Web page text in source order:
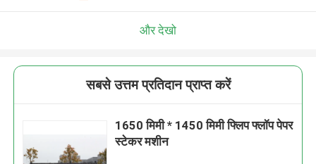
और देखो
सबसे उत्तम प्रतिदान प्राप्त करें
1650 मिमी * 1450 मिमी फ्लिप फ्लॉप पेपर
स्टेकर मशीन